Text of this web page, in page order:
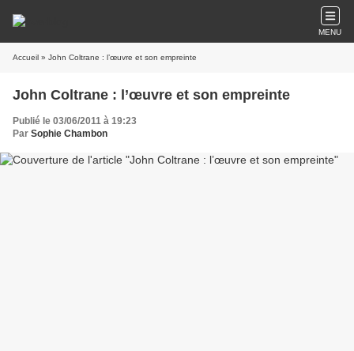
MENU
Accueil » John Coltrane : l’œuvre et son empreinte
John Coltrane : l’œuvre et son empreinte
Publié le 03/06/2011 à 19:23
Par Sophie Chambon